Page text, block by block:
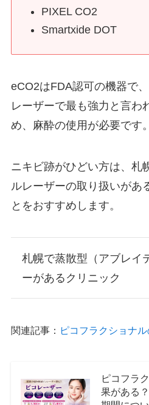
PIXEL CO2
Smartxide DOT
eCO2はFDA認可の機器で
レーザーで最も強力と言わ
め、麻酔の使用が必要です。
ニキビ跡がひどい方は、札
ルレーザーの取り扱いがあ
とをおすすめします。
札幌で蒸散型（アブレイ
ーがあるクリニック
関連記事： ピコフラクショナ
ピコフラ
果がある